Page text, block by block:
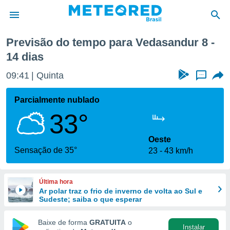
da
por
para
fornecidas
forma
Previsão do tempo para Vedasandur 8 -
14 dias
09:41 Quinta ...
Parcialmente nublado
33°
Sensação de 35°
Oeste
23
43 km/h
Última hora
Ar polar traz o frio de inverno de volta ao Sul e
Sudeste; saiba o que esperar
Baixe de forma GRATUITA o
Instalar